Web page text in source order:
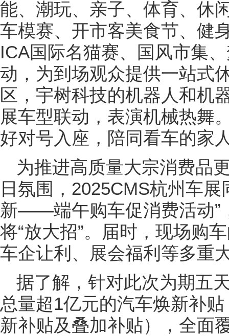
能、潮玩、亲子、体育、休
车模赛、开市客美食节、健
ICA国际名猫赛、国风市集
动，为到场观众提供一站式
区，宇树科技的机器人和机
展车型联动，表演机械热舞
好对号入座，陪同看车的家
为推进高质量大宗消费品
日氛围，2025CMS杭州车展
新——端午购车促消费活动”
将“放大招”。届时，现场购
车企让利、展会福利等多重
据了解，针对此次为期五
总量超1亿元的汽车焕新补
新补贴及叠加补贴），全面